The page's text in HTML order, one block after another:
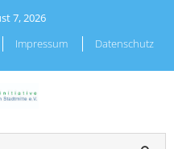
7, 2026
Impressum Datenschutz
STADTMITTE E.V.